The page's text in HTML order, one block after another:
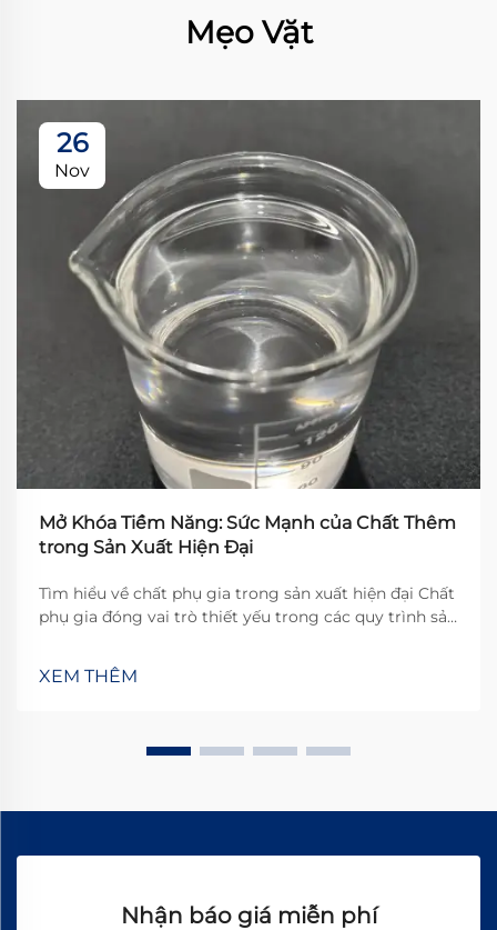
Mẹo Vặt
26
Nov
Mở Khóa Tiềm Năng: Sức Mạnh của Chất Thêm
trong Sản Xuất Hiện Đại
Tìm hiểu về chất phụ gia trong sản xuất hiện đại Chất
phụ gia đóng vai trò thiết yếu trong các quy trình sản
nhau. Về cơ bản, chúng là những chất được trộn vào
vật liệu nhằm cải thiện hiệu suất theo những cách mà
XEM THÊM
Nhận báo giá miễn phí